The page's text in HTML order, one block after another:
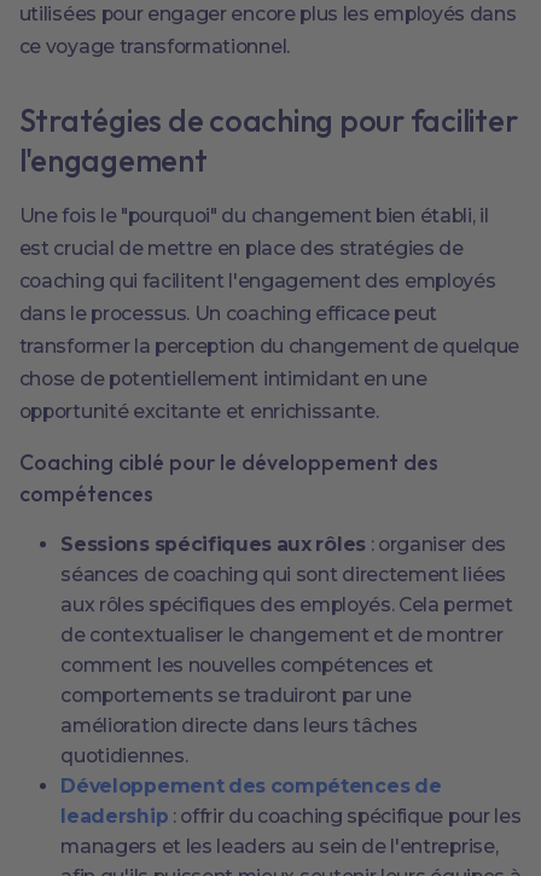
utilisées pour engager encore plus les employés dans
ce voyage transformationnel.
Stratégies de coaching pour faciliter
l'engagement
Une fois le "pourquoi" du changement bien établi, il
est crucial de mettre en place des stratégies de
coaching qui facilitent l'engagement des employés
dans le processus. Un coaching efficace peut
transformer la perception du changement de quelque
chose de potentiellement intimidant en une
opportunité excitante et enrichissante.
Coaching ciblé pour le développement des
compétences
Sessions spécifiques aux rôles: organiser des
séances de coaching qui sont directement liées
aux rôles spécifiques des employés. Cela permet
de contextualiser le changement et de montrer
comment les nouvelles compétences et
comportements se traduiront par une
amélioration directe dans leurs tâches
quotidiennes.
Développement des compétences de
leadership : offrir du coaching spécifique pour les
managers et les leaders au sein de l'entreprise,